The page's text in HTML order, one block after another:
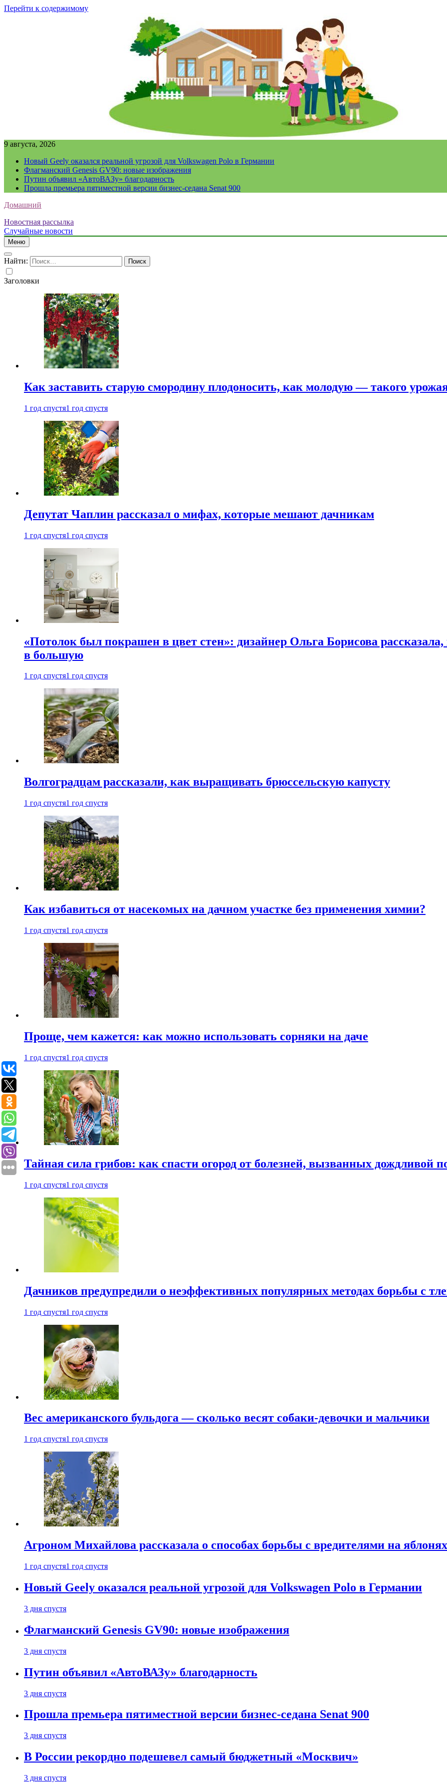
Перейти к содержимому
9 августа, 2026
Новый Geely оказался реальной угрозой для Volkswagen Polo в Германии
Флагманский Genesis GV90: новые изображения
Путин объявил «АвтоВАЗу» благодарность
Прошла премьера пятиместной версии бизнес-седана Senat 900
Домашний
Новостная рассылка
Случайные новости
Меню
Найти:
Заголовки
Как заставить старую смородину плодоносить, как молодую — такого
1 год спустя1 год спустя
Депутат Чаплин рассказал о мифах, которые мешают дачникам
1 год спустя1 год спустя
«Потолок был покрашен в цвет стен»: дизайнер Ольга Борисова
в большую
1 год спустя1 год спустя
Волгоградцам рассказали, как выращивать брюссельскую капусту
1 год спустя1 год спустя
Как избавиться от насекомых на дачном участке без применения химии?
1 год спустя1 год спустя
Проще, чем кажется: как можно использовать сорняки на даче
1 год спустя1 год спустя
Тайная сила грибов: как спасти огород от болезней, вызванных дождливой
1 год спустя1 год спустя
Дачников предупредили о неэффективных популярных методах борьбы с
1 год спустя1 год спустя
Вес американского бульдога — сколько весят собаки-девочки и мальчики
1 год спустя1 год спустя
Агроном Михайлова рассказала о способах борьбы с вредителями на яблонях
1 год спустя1 год спустя
Новый Geely оказался реальной угрозой для Volkswagen Polo в Германии
3 дня спустя
Флагманский Genesis GV90: новые изображения
3 дня спустя
Путин объявил «АвтоВАЗу» благодарность
3 дня спустя
Прошла премьера пятиместной версии бизнес-седана Senat 900
3 дня спустя
В России рекордно подешевел самый бюджетный «Москвич»
3 дня спустя